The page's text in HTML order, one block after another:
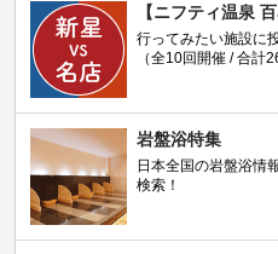
【ニフティ温泉
行ってみたい施設に
（全10回開催 / 合計
岩盤浴特集
日本全国の岩盤浴情
検索！